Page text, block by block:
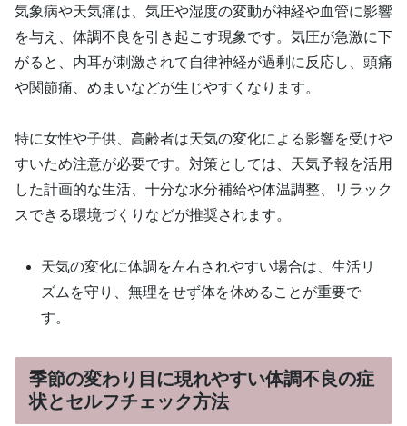
気象病や天気痛は、気圧や湿度の変動が神経や血管に影響
を与え、体調不良を引き起こす現象です。気圧が急激に下
がると、内耳が刺激されて自律神経が過剰に反応し、頭痛
や関節痛、めまいなどが生じやすくなります。
特に女性や子供、高齢者は天気の変化による影響を受けや
すいため注意が必要です。対策としては、天気予報を活用
した計画的な生活、十分な水分補給や体温調整、リラック
スできる環境づくりなどが推奨されます。
天気の変化に体調を左右されやすい場合は、生活リ
ズムを守り、無理をせず体を休めることが重要で
す。
季節の変わり目に現れやすい体調不良の症
状とセルフチェック方法